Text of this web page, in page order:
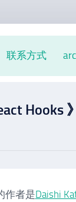
联系方式
Hooks
作者是Daishi